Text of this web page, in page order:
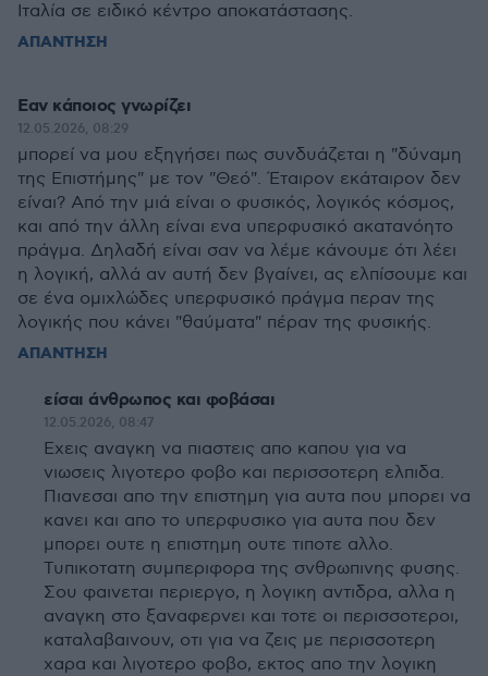
Ιταλία σε ειδικό κέντρο αποκατάστασης.
ΑΠΑΝΤΗΣΗ
Εαν κάποιος γνωρίζει
12.05.2026, 08:29
μπορεί να μου εξηγήσει πως συνδυάζεται η "δύναμη
της Επιστήμης" με τον "Θεό". Έταιρον εκάταιρον δεν
είναι? Από την μιά είναι ο φυσικός, λογικός κόσμος,
και από την άλλη είναι ενα υπερφυσικό ακατανόητο
πράγμα. Δηλαδή είναι σαν να λέμε κάνουμε ότι λέει
η λογική, αλλά αν αυτή δεν βγαίνει, ας ελπίσουμε και
σε ένα ομιχλώδες υπερφυσικό πράγμα περαν της
λογικής που κάνει "θαύματα" πέραν της φυσικής.
ΑΠΑΝΤΗΣΗ
είσαι άνθρωπος και φοβάσαι
12.05.2026, 08:47
Εχεις αναγκη να πιαστεις απο καπου για να
νιωσεις λιγοτερο φοβο και περισσοτερη ελπιδα.
Πιανεσαι απο την επιστημη για αυτα που μπορει να
κανει και απο το υπερφυσικο για αυτα που δεν
μπορει ουτε η επιστημη ουτε τιποτε αλλο.
Τυπικοτατη συμπεριφορα της σνθρωπινης φυσης.
Σου φαινεται περιεργο, η λογικη αντιδρα, αλλα η
αναγκη στο ξαναφερνει και τοτε οι περισσοτεροι,
καταλαβαινουν, οτι για να ζεις με περισσοτερη
χαρα και λιγοτερο φοβο, εκτος απο την λογικη